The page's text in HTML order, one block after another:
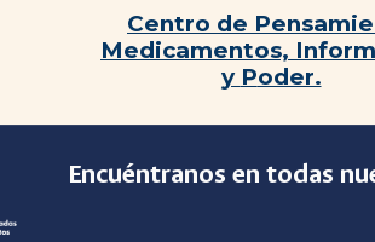
Centro de P
Medicamentos, I
y Poder.
Encuéntranos en todas